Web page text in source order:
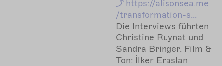
https://alisonsea.me
/transformation-s...
Die Interviews führten
Christine Ruynat und
Sandra Bringer. Film &
Ton: İlker Eraslan